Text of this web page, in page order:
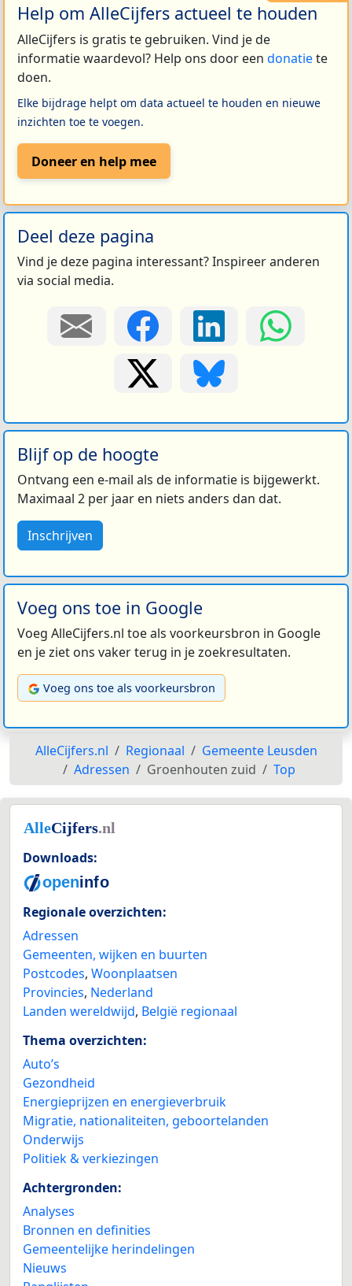
Help om AlleCijfers actueel te houden
AlleCijfers is gratis te gebruiken. Vind je de
informatie waardevol? Help ons door een donatiete
doen.
Elke bijdrage helpt om data actueel te houden en nieuwe
inzichten toe te voegen.
Doneer en help mee
Deel deze pagina
Vind je deze pagina interessant? Inspireer anderen
via social media.
Blijf op de hoogte
Ontvang een e-mail als de informatie is bijgewerkt.
Maximaal 2 per jaar en niets anders dan dat.
Inschrijven
Voeg ons toe in Google
Voeg AlleCijfers.nl toe als voorkeursbron in Google
en je ziet ons vaker terug in je zoekresultaten.
Voeg ons toe als voorkeursbron
AlleCijfers.nl Regionaal
Gemeente Leusden
Adressen
Groenhouten zuid Top
Downloads:
Regionale overzichten:
Adressen
Gemeenten, wijken en buurten
Postcodes, Woonplaatsen
Provincies, Nederland
Landen wereldwijd, België regionaal
Thema overzichten:
Auto’s
Gezondheid
Energieprijzen en energieverbruik
Migratie, nationaliteiten, geboortelanden
Onderwijs
Politiek & verkiezingen
Achtergronden:
Analyses
Bronnen en definities
Gemeentelijke herindelingen
Nieuws